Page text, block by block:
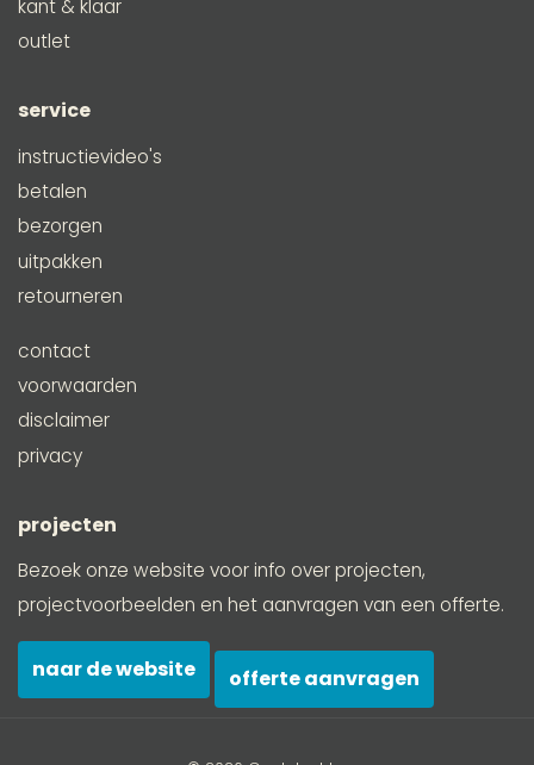
kant & klaar
outlet
service
instructievideo's
betalen
bezorgen
uitpakken
retourneren
contact
voorwaarden
disclaimer
privacy
projecten
Bezoek onze website voor info over projecten,
projectvoorbeelden en het aanvragen van een offerte.
naar de website offerte aanvragen